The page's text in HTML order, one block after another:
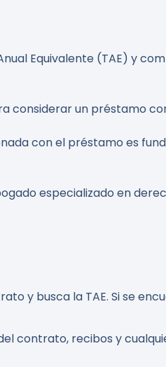
Equivalente (TAE) y
considerar un préstamo
con el préstamo es
especializado en
y busca la TAE. Si se
contrato, recibos y